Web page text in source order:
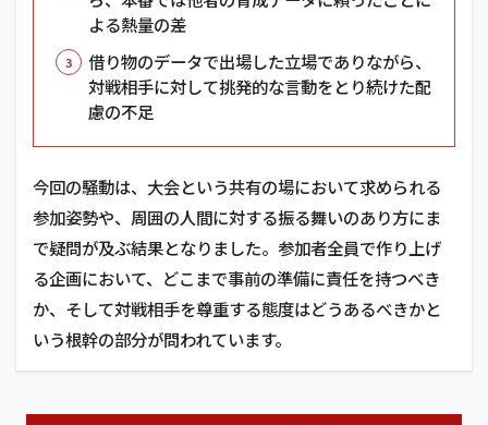
よる熱量の差
借り物のデータで出場した立場でありながら、
対戦相手に対して挑発的な言動をとり続けた配
慮の不足
今回の騒動は、大会という共有の場において求められる
参加姿勢や、周囲の人間に対する振る舞いのあり方にま
で疑問が及ぶ結果となりました。参加者全員で作り上げ
る企画において、どこまで事前の準備に責任を持つべき
か、そして対戦相手を尊重する態度はどうあるべきかと
いう根幹の部分が問われています。